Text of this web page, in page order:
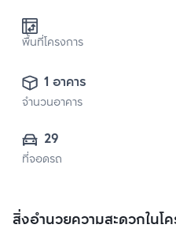
พื้นที่โครงการ
1 อาคาร
จำนวนอาคาร
29
ที่จอดรถ
สิ่งอำนวยความสะดวกในโ